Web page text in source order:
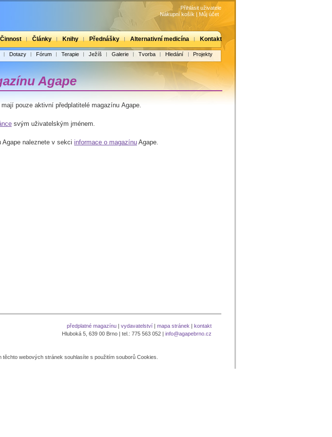
Přihlásit uživatele
Nákupní košík | Můj účet
Činnost Články Knihy Přednášky Alternativní medicína Kontakt
Dotazy Fórum Terapie Ježíš Galerie Tvorba Hledání Projekty
Agape
pouze aktivní předplatitelé magazínu Agape.
svým uživatelským jménem.
Agape naleznete v sekci informace o magazínu Agape.
předplatné magazínu | vydavatelství | mapa stránek | kontakt
Hluboká 5, 639 00 Brno | tel.: 775 563 052 | info@agapebrno.cz
webových stránek souhlasíte s použitím souborů Cookies.